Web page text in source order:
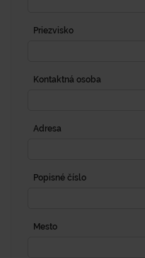
Priezvisko
Kontaktná osoba
Adresa
Popisné číslo
Mesto